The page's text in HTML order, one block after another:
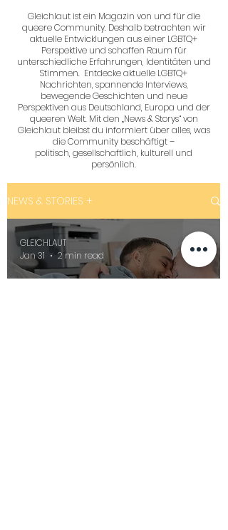
Gleichlaut ist ein Magazin von und für die
queere Community. Deshalb betrachten wir
aktuelle Entwicklungen aus einer LGBTQ+
Perspektive und schaffen Raum für
unterschiedliche Erfahrungen, Identitäten und
Stimmen. Entdecke aktuelle LGBTQ+
Nachrichten, spannende Interviews,
bewegende Geschichten und neue
Perspektiven aus Deutschland, Europa und der
queeren Welt. Mit den „News & Storys“ von
Gleichlaut bleibst du informiert über alles, was
die Community beschäftigt –
politisch, gesellschaftlich, kulturell und
persönlich.
NEWS & STORIES +
GLEICHLAUT
Jan 31
2 min read